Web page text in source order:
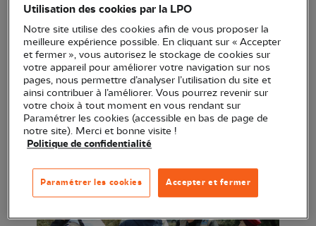
passage des oiseaux migrateurs à Denney !
Un ornithologue sera présent de 8h30 à 17h pour
scruter le ciel, venez le rejoindre à un moment de la
permanence pour lever aussi les yeux au ciel et
observer cet impressionnant voyage de la
migration !
Utilisation des cookies par la LPO
Notre site utilise des cookies afin de vous proposer la
meilleure expérience possible. En cliquant sur « Accepter
et fermer », vous autorisez le stockage de cookies sur
votre appareil pour améliorer votre navigation sur nos
pages, nous permettre d’analyser l’utilisation du site et
ainsi contribuer à l’améliorer. Vous pourrez revenir sur
votre choix à tout moment en vous rendant sur
Paramétrer les cookies (accessible en bas de page de
notre site). Merci et bonne visite !
Politique de confidentialité
Accepter et fermer
Paramétrer les cookies